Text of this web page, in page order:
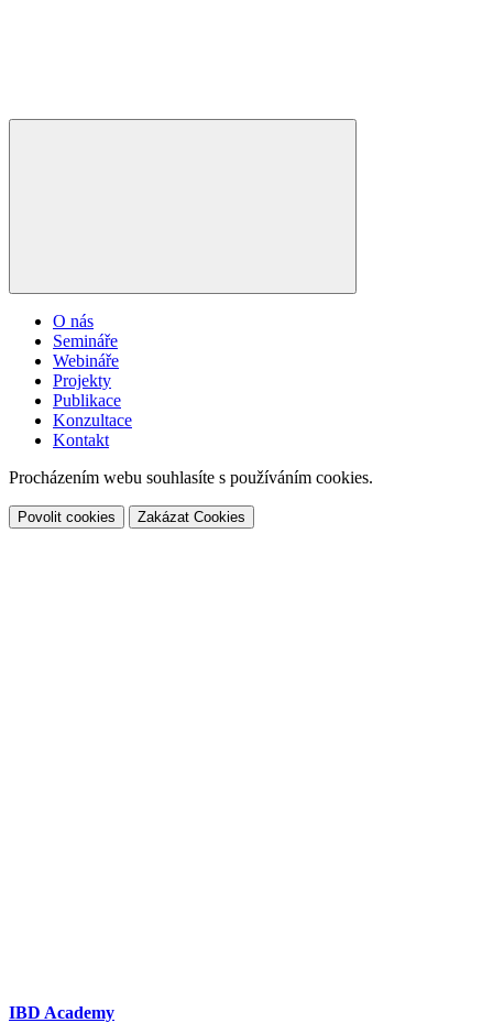
O nás
Semináře
Webináře
Projekty
Publikace
Konzultace
Kontakt
Procházením webu souhlasíte s používáním cookies.
Povolit cookies Zakázat Cookies
IBD Academy